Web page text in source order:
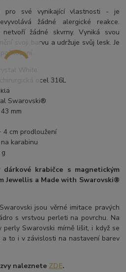
své vynikající vlastnosti - je
žádné alergické reakce.
žádné skvrny. Vyniká svou
svoji barvu a udržuje svůj lesk. Je
White
ocel 316L
Swarovski®
mm
4 cm prodloužení
karabinu
krabičce s magnetickým
Jewellis a Made with Swarovski®
jsou věrné imitace pravých
s vrstvou perleti na povrchu. Na
Swarovski mírně lišit, i když se
to i v závislosti na nastavení barev
naleznete ZDE.